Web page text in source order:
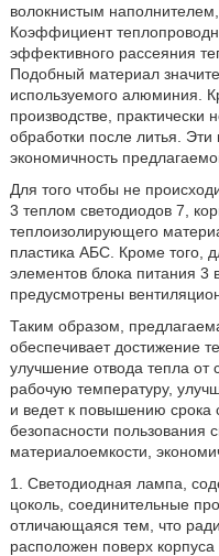
волокнистым
Коэффициент
эффективного рассеяния
Подобный материал
используемого алюминия.
производстве, практически
обработки после литья. Эти
экономичность
Для того чтобы не
3 теплом светодиодов 7,
теплоизолирующего
пластика АБС. Кроме того,
элементов блока питания 3
предусмотрены
Таким образом,
обеспечивает достижение
улучшение отвода тепла от
рабочую температуру,
и ведет к повышению срока
безопасности
материалоемкости,
1. Светодиодная лампа,
цоколь, соединительные
отличающаяся тем, что
расположен поверх